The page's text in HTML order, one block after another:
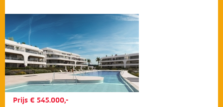
Prijs € 545.000,-